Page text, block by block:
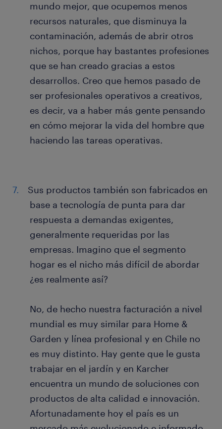
mundo mejor, que ocupemos menos
recursos naturales, que disminuya la
contaminación, además de abrir otros
nichos, porque hay bastantes profesiones
que se han creado gracias a estos
desarrollos. Creo que hemos pasado de
ser profesionales operativos a creativos,
es decir, va a haber más gente pensando
en cómo mejorar la vida del hombre que
haciendo las tareas operativas.
Sus productos también son fabricados en
base a tecnología de punta para dar
respuesta a demandas exigentes,
generalmente requeridas por las
empresas. Imagino que el segmento
hogar es el nicho más difícil de abordar
¿es realmente así?
No, de hecho nuestra facturación a nivel
mundial es muy similar para Home &
Garden y línea profesional y en Chile no
es muy distinto. Hay gente que le gusta
trabajar en el jardín y en Karcher
encuentra un mundo de soluciones con
productos de alta calidad e innovación.
Afortunadamente hoy el país es un